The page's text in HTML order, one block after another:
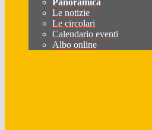
Panoramica
Le notizie
Le circolari
Calendario eventi
Albo online